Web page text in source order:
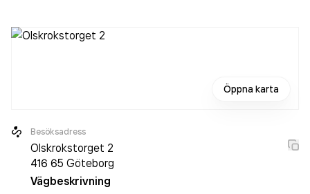
Öppna karta
Besöksadress
Olskrokstorget 2
416 65 Göteborg
Vägbeskrivning